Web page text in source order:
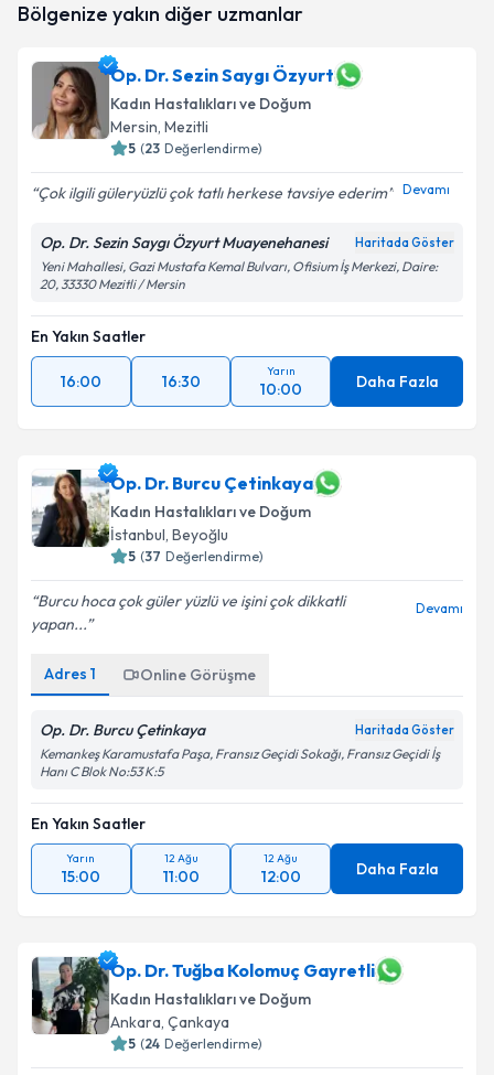
Bölgenize yakın diğer uzmanlar
Op. Dr. Sezin Saygı Özyurt
Kadın Hastalıkları ve Doğum
Mersin, Mezitli
5 (23 Değerlendirme)
Çok ilgili güleryüzlü çok tatlı herkese tavsiye ederim Devamı
Op. Dr. Sezin Saygı Özyurt Muayenehanesi Haritada Göster
Yeni Mahallesi, Gazi Mustafa Kemal Bulvarı, Ofisium İş Merkezi, Daire:
20, 33330 Mezitli / Mersin
En Yakın Saatler
16:00 16:30
Yarın
10:00 Daha Fazla
Op. Dr. Burcu Çetinkaya
Kadın Hastalıkları ve Doğum
İstanbul, Beyoğlu
5 (37 Değerlendirme)
Burcu hoca çok güler yüzlü ve işini çok dikkatli
yapan...
Devamı
Adres 1 Online Görüşme
Op. Dr. Burcu Çetinkaya Haritada Göster
Kemankeş Karamustafa Paşa, Fransız Geçidi Sokağı, Fransız Geçidi İş
Hanı C Blok No:53 K:5
En Yakın Saatler
Yarın
15:00
12 Ağu
11:00
12 Ağu
12:00 Daha Fazla
Op. Dr. Tuğba Kolomuç Gayretli
Kadın Hastalıkları ve Doğum
Ankara, Çankaya
5 (24 Değerlendirme)